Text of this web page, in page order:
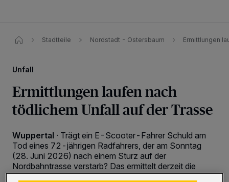
Stadtteile Nordstadt - Ostersbaum Ermittlungen
Unfall
Ermittlungen laufen nach
tödlichem Unfall auf der Trasse
Wuppertal · Trägt ein E-Scooter-Fahrer Schuld am
Tod eines 72-jährigen Radfahrers, der am Sonntag
(28. Juni 2026) nach einem Sturz auf der
Nordbahntrasse verstarb? Das ermittelt derzeit die
Staatsanwaltschaft Wuppertal.